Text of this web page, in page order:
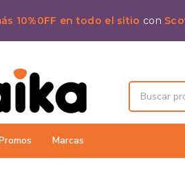
10%0FF en todo el sitio con
Marcas